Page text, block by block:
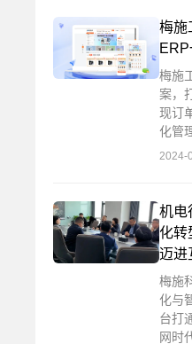
梅施
梅施
案，
现订
化管
2024-
机电
化转
迈进
梅施
化与
台打
网时